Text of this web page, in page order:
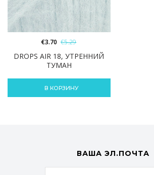
DROPS AIR 18, УТРЕННИЙ
ТУМАН
€3.70 €5.29
В КОРЗИНУ
ВАША ЭЛ.ПОЧТА